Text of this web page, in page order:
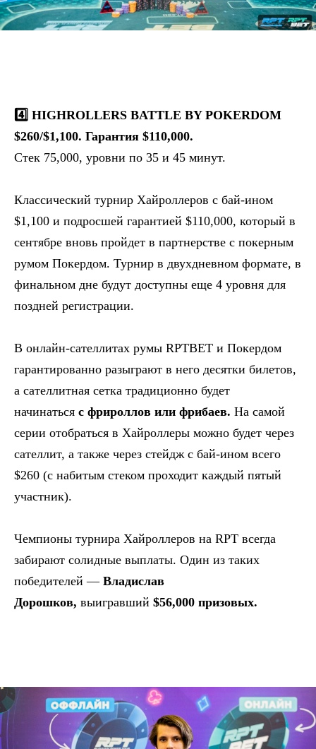
4️⃣ HIGHROLLERS BATTLE BY POKERDOM
$260/$1,100. Гарантия $110,000.
Стек 75,000, уровни по 35 и 45 минут.
Классический турнир Хайроллеров с бай-ином
$1,100 и подросшей гарантией $110,000, который в
сентябре вновь пройдет в партнерстве с покерным
румом Покердом. Турнир в двухдневном формате, в
финальном дне будут доступны еще 4 уровня для
поздней регистрации.
В онлайн-сателлитах румы RPTBET и Покердом
гарантированно разыграют в него десятки билетов,
а сателлитная сетка традиционно будет
начинаться с фрироллов или фрибаев. На самой
серии отобраться в Хайроллеры можно будет через
сателлит, а также через стейдж с бай-ином всего
$260 (с набитым стеком проходит каждый пятый
участник).
Чемпионы турнира Хайроллеров на RPT всегда
забирают солидные выплаты. Один из таких
победителей — Владислав
Дорошков, выигравший $56,000 призовых.